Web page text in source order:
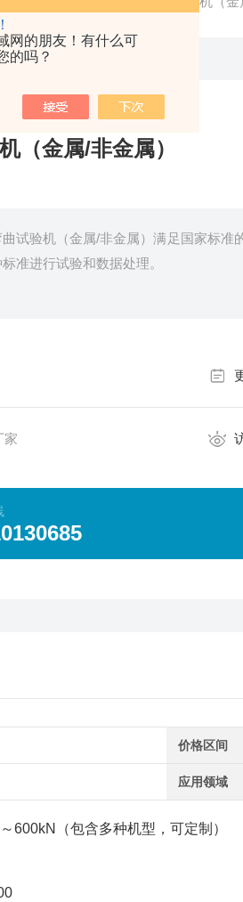
网的朋友！有什么可
的吗？
（金属/非金属）
曲试验机（金属/非金属）满足国家标
准进行试验和数据处理。
家
价格区间
应用领域
600kN（包含多种机型，可定制）